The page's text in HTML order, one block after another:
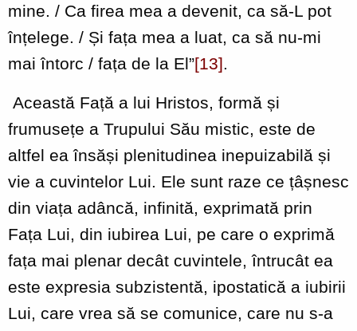
mine. / Ca firea mea a devenit, ca să-L pot
înțelege. / Și fața mea a luat, ca să nu-mi
mai întorc / fața de la El”[13].
Această Față a lui Hristos, formă și
frumusețe a Trupului Său mistic, este de
altfel ea însăși plenitudinea inepuizabilă și
vie a cuvintelor Lui. Ele sunt raze ce țâșnesc
din viața adâncă, infinită, exprimată prin
Fața Lui, din iubirea Lui, pe care o exprimă
fața mai plenar decât cuvintele, întrucât ea
este expresia subzistentă, ipostatică a iubirii
Lui, care vrea să se comunice, care nu s-a